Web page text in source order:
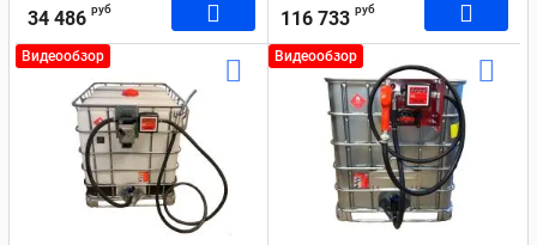
34 486 руб 116 733 руб
Видеообзор Видеообзор